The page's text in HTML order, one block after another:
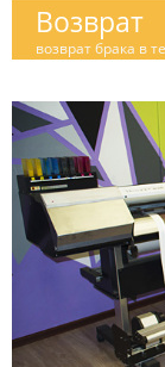
Возврат
возврат брака в